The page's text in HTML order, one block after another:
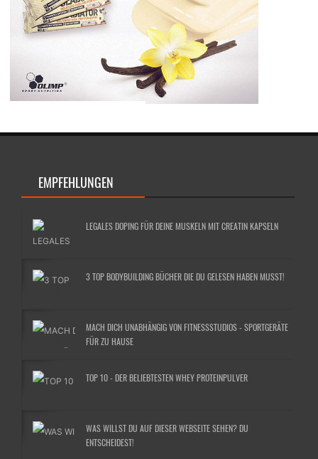
EMPFEHLUNGEN
LEGALES DOPING FÜR DEINE MUSKELN MIT CREATIN KAPSELN
3 TOP BODYBUILDING BÜCHER DIE DU GELESEN HABEN MUSST!
MACH DICH UNABHÄNGIG VON FITNESSSTUDIOS - SPORTGERÄTE
FÜR ZU HAUSE
TOP 10 - DER BELIEBTESTEN WHEY PROTEINPULVER
WAS WILLST DU AUF DIESER WEBSEITE SEHEN? DU
ENTSCHEIDEST!